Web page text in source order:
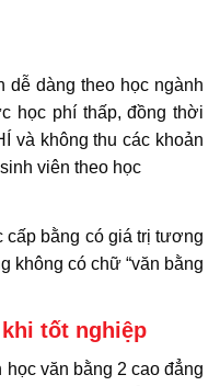
dễ dàng theo học ngành
học phí thấp, đồng thời
và không thu các khoản
viên theo học
cấp bằng có giá trị tương
không có chữ “văn bằng
tốt nghiệp
văn bằng 2 cao đẳng